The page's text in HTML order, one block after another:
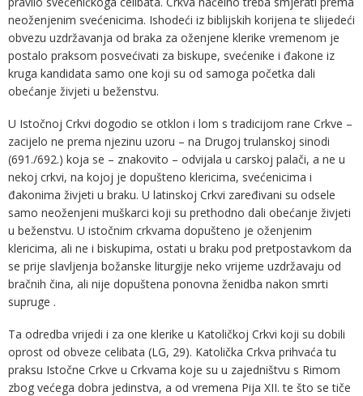
neoženjenim svećenicima. Ishodeći iz biblijskih korijena te slijedeći
obvezu uzdržavanja od braka za oženjene klerike vremenom je
postalo praksom posvećivati za biskupe, svećenike i đakone iz
kruga kandidata samo one koji su od samoga početka dali
obećanje živjeti u beženstvu.
U Istočnoj Crkvi dogodio se otklon i lom s tradicijom rane Crkve –
zacijelo ne prema njezinu uzoru – na Drugoj trulanskoj sinodi
(691./692.) koja se – znakovito – odvijala u carskoj palači, a ne u
nekoj crkvi, na kojoj je dopušteno klericima, svećenicima i
đakonima živjeti u braku. U latinskoj Crkvi zaređivani su odsele
samo neoženjeni muškarci koji su prethodno dali obećanje živjeti
u beženstvu. U istočnim crkvama dopušteno je oženjenim
klericima, ali ne i biskupima, ostati u braku pod pretpostavkom da
se prije slavljenja božanske liturgije neko vrijeme uzdržavaju od
bračnih čina, ali nije dopuštena ponovna ženidba nakon smrti
supruge .
Ta odredba vrijedi i za one klerike u Katoličkoj Crkvi koji su dobili
oprost od obveze celibata (LG, 29). Katolička Crkva prihvaća tu
praksu Istočne Crkve u Crkvama koje su u zajedništvu s Rimom
zbog većega dobra jedinstva, a od vremena Pija XII. te što se tiče